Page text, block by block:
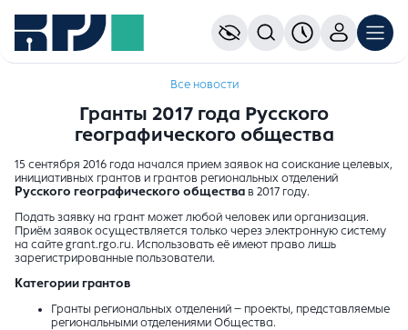
Все новости
Гранты 2017 года Русского
географического общества
15 сентября 2016 года начался прием заявок на соискание целевых,
инициативных грантов и грантов региональных отделений
Русского географического общества в 2017 году.
Подать заявку на грант может любой человек или организация.
Приём заявок осуществляется только через электронную систему
на сайте grant.rgo.ru. Использовать её имеют право лишь
зарегистрированные пользователи.
Категории грантов
Гранты региональных отделений – проекты, представляемые
региональными отделениями Общества.